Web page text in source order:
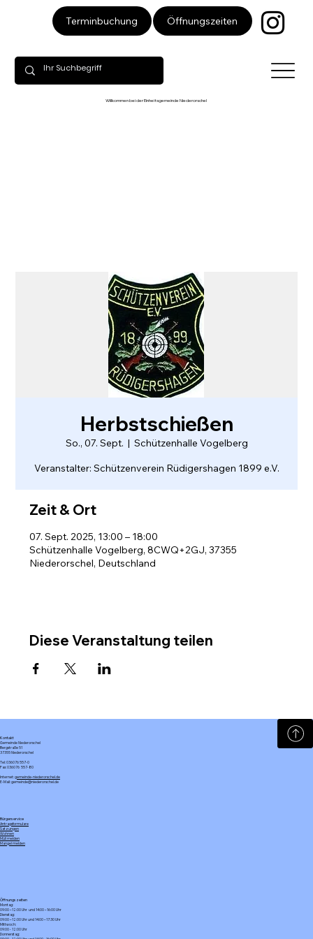
Terminbuchung Öffnungszeiten
Willkommen bei der Einheitsgemeinde Niederorschel
Herbstschießen
So., 07. Sept.
  |
Schützenhalle Vogelberg
Veranstalter: Schützenverein Rüdigershagen 1899 e.V.
Zeit & Ort
07. Sept. 2025, 13:00 – 18:00
Schützenhalle Vogelberg, 8CWQ+2GJ, 37355
Niederorschel, Deutschland
Diese Veranstaltung teilen
Kontakt
Gemeinde Niederorschel
Bergstraße 51
37355 Niederorschel
Tel: 036076 557-0
Fax: 036076 557-80
Internet:gemeinde-niederorschel.de
E-Mail: gemeinde@niederorschel.de
Bürgerservice
Antragsformulare
Satzungen
Wohnen
Müll melden
Mangel melden
Öffnungszeiten
Montag:
09:00 – 12:00 Uhr und 14:00 – 16:00 Uhr
Dienstag:
09:00 – 12:00 Uhr und 14:00 – 17:30 Uhr
Mittwoch:
09:00 - 12:00 Uhr
Donnerstag: